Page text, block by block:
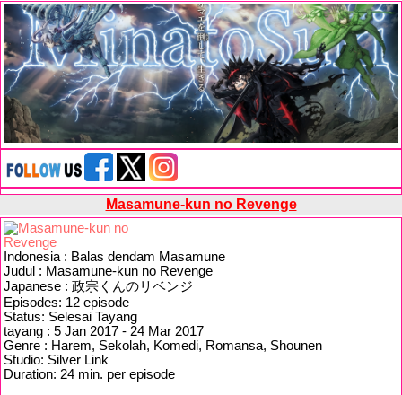
Masamune-kun no Revenge
Indonesia : Balas dendam Masamune
Judul : Masamune-kun no Revenge
Japanese : 政宗くんのリベンジ
Episodes: 12 episode
Status: Selesai Tayang
tayang : 5 Jan 2017 - 24 Mar 2017
Genre : Harem, Sekolah, Komedi, Romansa, Shounen
Studio: Silver Link
Duration: 24 min. per episode